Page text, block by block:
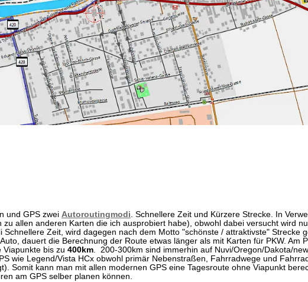
und GPS zwei Autoroutingmodi. Schnellere Zeit und Kürzere Strecke. In
zu allen anderen Karten die ich ausprobiert habe), obwohl dabei versucht wird
Zeit, wird dagegen nach dem Motto "schönste / attraktivste" Strecke
dauert die Berechnung der Route etwas länger als mit Karten für PKW. Am
Viapunkte bis zu 400km. 200-300km sind immerhin auf Nuvi/Oregon/Dakota/
wie Legend/Vista HCx obwohl primär Nebenstraßen, Fahrradwege und
Somit kann man mit allen modernen GPS eine Tagesroute ohne Viapunkt
am GPS selber planen können.